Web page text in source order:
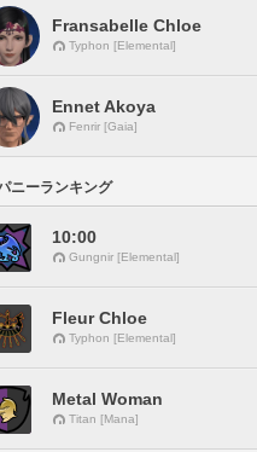
Fransabelle Chloe
Typhon [Elemental]
Ennet Akoya
Fenrir [Gaia]
ニーランキング
10:00
Gungnir [Elemental]
Fleur Chloe
Typhon [Elemental]
Metal Woman
Titan [Mana]